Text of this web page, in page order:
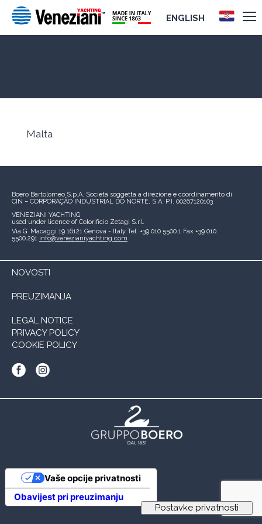
ENGLISH
Malta
Boero Bartolomeo S.p.A. Società soggetta a direzione e coordinamento di
CIN – CORPORAÇÃO INDUSTRIAL DO NORTE, S.A. P.I. 00267120103
VENEZIANI YACHTING
used under licence of Colorificio Zetagi S.r.l.
Via G. Macaggi 19 16121 Genova - Italy Tel. +39 010 5500.1 Fax +39 010
5500.291 info@venezianiyachting.com
NOVOSTI
PREUZIMANJA
LEGAL NOTICE
PRIVACY POLICY
COOKIE POLICY
Obavijest pri preuzimanju
Vaše opcije privatnosti